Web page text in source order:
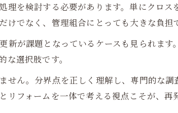
を検討する必要があります。単にクロス
でなく、管理組合にとっても大きな負担
新が課題となっているケースも見られま
選択肢です。
せん。分界点を正しく理解し、専門的な
フォームを一体で考える視点こそが、再